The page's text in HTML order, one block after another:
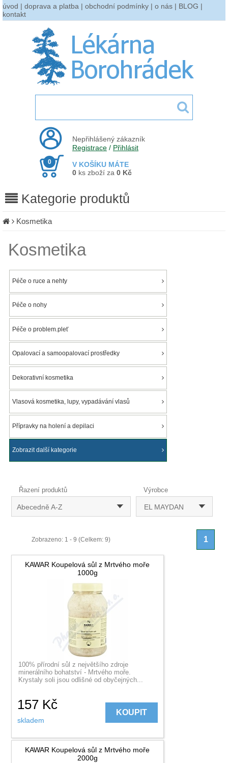
úvod | doprava a platba | obchodní podmínky | o nás | BLOG |
kontakt
Nepřihlášený zákazník
Registrace / Přihlásit
V KOŠÍKU MÁTE
0
0 ks zboží za 0 Kč
Kategorie produktů
Kosmetika
Kosmetika
Péče o ruce a nehty
Péče o nohy
Péče o problem.pleť
Opalovací a samoopalovací prostředky
Dekorativní kosmetika
Vlasová kosmetika, lupy, vypadávání vlasů
Přípravky na holení a depilaci
Zobrazit další kategorie
Řazení produktů
Abecedně A-Z
Výrobce
EL MAYDAN
Zobrazeno: 1 - 9 (Celkem: 9) 1
KAWAR Koupelová sůl z Mrtvého moře
1000g
100% přírodní sůl z největšího zdroje
minerálního bohatství - Mrtvého moře.
Krystaly soli jsou odlišné od obyčejných...
157 Kč
skladem
KOUPIT
KAWAR Koupelová sůl z Mrtvého moře
2000g